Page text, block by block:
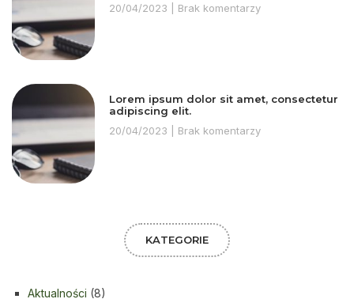
20/04/2023
Brak komentarzy
Lorem ipsum dolor sit amet, consectetur
adipiscing elit.
20/04/2023
Brak komentarzy
KATEGORIE
Aktualności (8)